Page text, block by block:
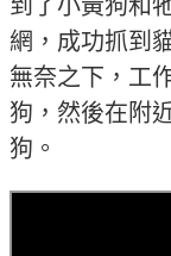
到了小黃狗和
網，成功抓到
無奈之下，工
狗，然後在附
狗。